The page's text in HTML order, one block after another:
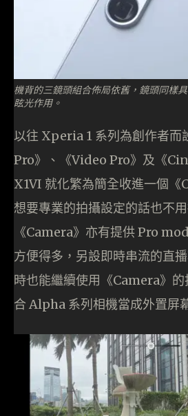
機背的三鏡頭組合佈局依舊，鏡頭同樣
眩光作用。
以往 Xperia 1 系列為創作者而
Pro》、《Video Pro》及《
X1VI 就化繁為簡全收進一個《
想要專業的拍攝設定的話也不
《Camera》亦有提供 Pro
方便得多，另設即時串流的直
時也能繼續使用《Camera》
合 Alpha 系列相機當成外置屏